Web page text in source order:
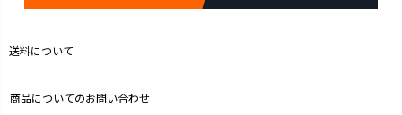
送料について
商品についてのお問い合わせ